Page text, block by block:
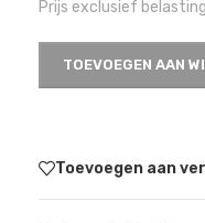
Prijs exclusief belasting
TOEVOEGEN AAN
Toevoegen aan